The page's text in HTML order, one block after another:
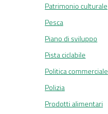
Patrimonio culturale
Pesca
Piano di sviluppo
Pista ciclabile
Politica commerciale
Polizia
Prodotti alimentari